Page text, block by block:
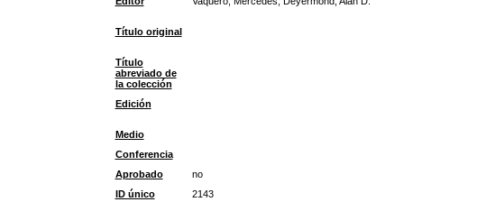
Título original
Título
abreviado de
la colección
Edición
Medio
Conferencia
Aprobado
no
ID único
2143